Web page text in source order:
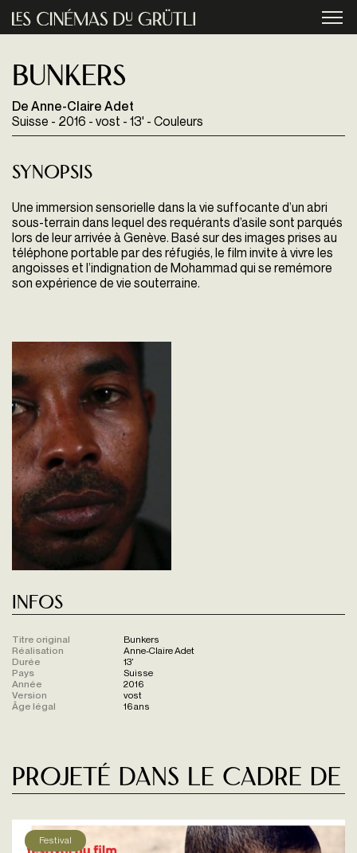
Aller au contenu principal
Bunkers
De Anne-Claire Adet
Suisse - 2016 - vost - 13' - Couleurs
Synopsis
Une immersion sensorielle dans la vie suffocante d’un abri
sous-terrain dans lequel des requérants d’asile sont parqués
lors de leur arrivée à Genève. Basé sur des images prises au
téléphone portable par des réfugiés, le film invite à vivre les
angoisses et l’indignation de Mohammad qui se remémore
son expérience de vie souterraine.
Infos
Titre original
Bunkers
Réalisation
Anne-Claire Adet
Durée
13'
Pays
Suisse
Année
2016
Version
vost
Âge légal
16 ans
Projeté dans le cadre de
Festival